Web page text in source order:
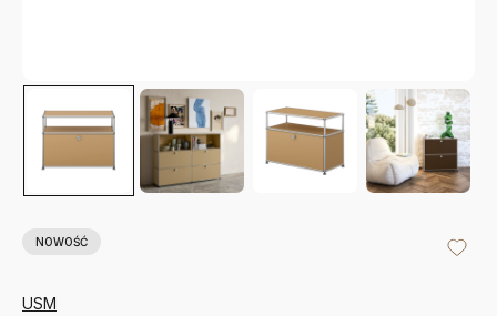
NOWOŚĆ
USM